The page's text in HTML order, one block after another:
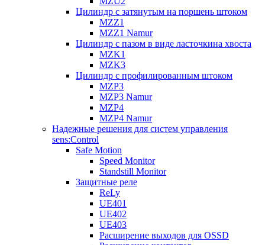
Цилиндр с затянутым на поршень штоком
MZZ1
MZZ1 Namur
Цилиндр с пазом в виде ласточкина хвоста
MZK1
MZK3
Цилиндр с профилированным штоком
MZP3
MZP3 Namur
MZP4
MZP4 Namur
Надежные решения для систем управления
sens:Control
Safe Motion
Speed Monitor
Standstill Monitor
Защитные реле
ReLy
UE401
UE402
UE403
Расширение выходов для OSSD